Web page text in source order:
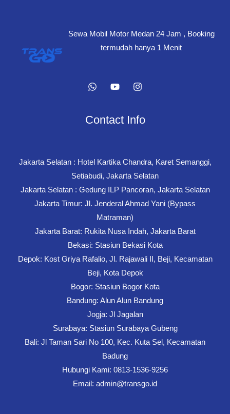
Sewa Mobil Motor Medan 24 Jam , Booking
termudah hanya 1 Menit
Contact Info
Jakarta Selatan : Hotel Kartika Chandra, Karet Semanggi,
Setiabudi, Jakarta Selatan
Jakarta Selatan : Gedung ILP Pancoran, Jakarta Selatan
Jakarta Timur: Jl. Jenderal Ahmad Yani (Bypass
Matraman)
Jakarta Barat: Rukita Nusa Indah, Jakarta Barat
Bekasi: Stasiun Bekasi Kota
Depok: Kost Griya Rafalio, Jl. Rajawali II, Beji, Kecamatan
Beji, Kota Depok
Bogor: Stasiun Bogor Kota
Bandung: Alun Alun Bandung
Jogja: Jl Jagalan
Surabaya: Stasiun Surabaya Gubeng
Bali: Jl Taman Sari No 100, Kec. Kuta Sel, Kecamatan
Badung
Hubungi Kami: 0813-1536-9256
Email: admin@transgo.id